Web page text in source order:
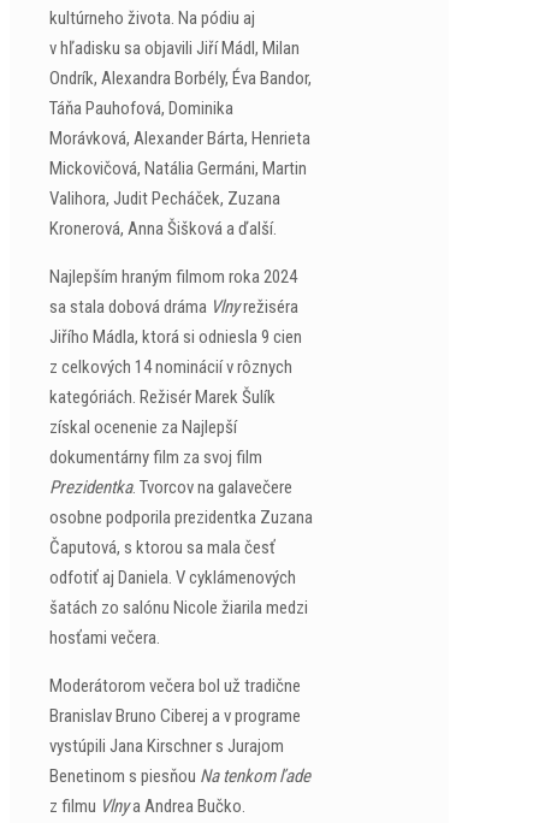
kultúrneho života. Na pódiu aj
v hľadisku sa objavili Jiří Mádl, Milan
Ondrík, Alexandra Borbély, Éva Bandor,
Táňa Pauhofová, Dominika
Morávková, Alexander Bárta, Henrieta
Mickovičová, Natália Germáni, Martin
Valihora, Judit Pecháček, Zuzana
Kronerová, Anna Šišková a ďalší.
Najlepším hraným filmom roka 2024
sa stala dobová dráma Vlnyrežiséra
Jiřího Mádla, ktorá si odniesla 9 cien
z celkových 14 nominácií v rôznych
kategóriách. Režisér Marek Šulík
získal ocenenie za Najlepší
dokumentárny film za svoj film
Prezidentka. Tvorcov na galavečere
osobne podporila prezidentka Zuzana
Čaputová, s ktorou sa mala česť
odfotiť aj Daniela. V cyklámenových
šatách zo salónu Nicole žiarila medzi
hosťami večera.
Moderátorom večera bol už tradične
Branislav Bruno Ciberej a v programe
vystúpili Jana Kirschner s Jurajom
Benetinom s piesňou Na tenkom ľade
z filmu Vlnya Andrea Bučko.